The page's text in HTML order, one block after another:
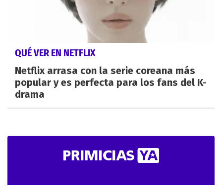
QUÉ VER EN NETFLIX
Netflix arrasa con la serie coreana más
popular y es perfecta para los fans del K-
drama